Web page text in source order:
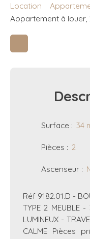
Location
Appartement à louer,
Surface : 34
Pièces : 2
Ascenseur :
Réf 9182.01.D -
TYPE 2 MEUBLE -
LUMINEUX -
CALME Pièces